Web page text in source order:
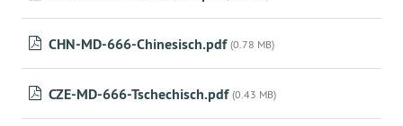
CHN-MD-666-Chinesisch.pdf (0.78 MB)
CZE-MD-666-Tschechisch.pdf (0.43 MB)